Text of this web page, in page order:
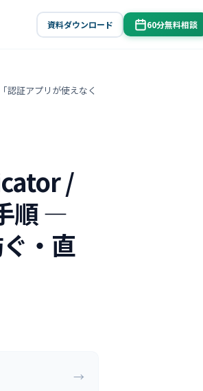
資料ダウンロード 60分無料相談
証アプリが使えなく
/
順 ―
・直
→